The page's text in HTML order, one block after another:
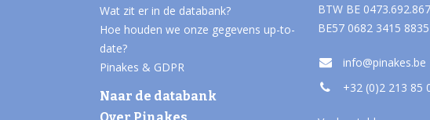
Wat zit er in de databank?
Hoe houden we onze gegevens up-to-
date?
Pinakes & GDPR
Naar de databank
Over Pinakes
BTW BE 0473.692.867
BE57 0682 3415 8835
info@pinakes.be
+32 (0)2 213 85